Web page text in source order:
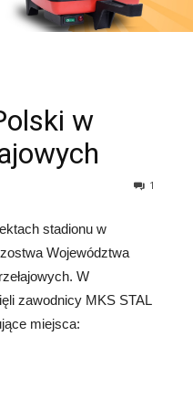
w
1
stadionu w
Województwa
W
zawodnicy MKS STAL
miejsca: